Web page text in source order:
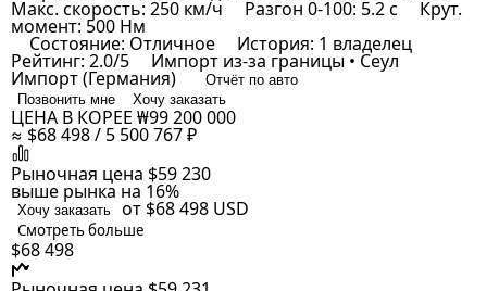
Макс. скорость: 250 км/ч Разгон 0-100: 5.2 с Крут.
момент: 500 Нм
Состояние: Отличное История: 1 владелец
Рейтинг: 2.0/5 Импорт из-за границы • Сеул
Импорт (Германия)
Отчёт по авто
Позвонить мне
Хочу заказать
ЦЕНА В КОРЕЕ ₩99 200 000
≈ $68 498 / 5 500 767 ₽
Рыночная цена $59 230
выше рынка на 16%
Хочу заказать от $68 498 USD
Смотреть больше
$68 498